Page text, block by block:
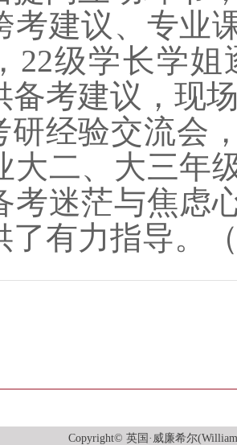
考建议、专业
22级学长学
备考建议，现
研经验交流会
大二、大三年
考迷茫与焦虑
了有力指导。
Copyright© 英国·威廉希尔